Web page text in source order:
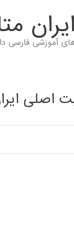
ايران
آموزشی فارسی
اصلی